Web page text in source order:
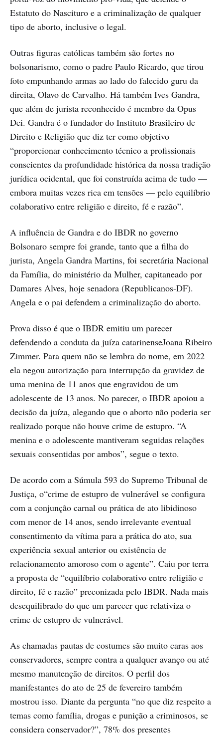
Estatuto do Nascituro e a criminalização de qualquer
tipo de aborto, inclusive o legal.
Outras figuras católicas também são fortes no
bolsonarismo, como o padre Paulo Ricardo, que tirou
foto empunhando armas ao lado do falecido guru da
direita, Olavo de Carvalho. Há também Ives Gandra,
que além de jurista reconhecido é membro da Opus
Dei. Gandra é o fundador do Instituto Brasileiro de
Direito e Religião que diz ter como objetivo
“proporcionar conhecimento técnico a profissionais
conscientes da profundidade histórica da nossa tradição
jurídica ocidental, que foi construída acima de tudo —
embora muitas vezes rica em tensões — pelo equilíbrio
colaborativo entre religião e direito, fé e razão”.
A influência de Gandra e do IBDR no governo
Bolsonaro sempre foi grande, tanto que a filha do
jurista, Angela Gandra Martins, foi secretária Nacional
da Família, do ministério da Mulher, capitaneado por
Damares Alves, hoje senadora (Republicanos-DF).
Angela e o pai defendem a criminalização do aborto.
Prova disso é que o IBDR emitiu um parecer
defendendo a conduta da juíza catarinenseJoana Ribeiro
Zimmer. Para quem não se lembra do nome, em 2022
ela negou autorização para interrupção da gravidez de
uma menina de 11 anos que engravidou de um
adolescente de 13 anos. No parecer, o IBDR apoiou a
decisão da juíza, alegando que o aborto não poderia ser
realizado porque não houve crime de estupro. “A
menina e o adolescente mantiveram seguidas relações
sexuais consentidas por ambos”, segue o texto.
De acordo com a Súmula 593 do Supremo Tribunal de
Justiça, o“crime de estupro de vulnerável se configura
com a conjunção carnal ou prática de ato libidinoso
com menor de 14 anos, sendo irrelevante eventual
consentimento da vítima para a prática do ato, sua
experiência sexual anterior ou existência de
relacionamento amoroso com o agente”. Caiu por terra
a proposta de “equilíbrio colaborativo entre religião e
direito, fé e razão” preconizada pelo IBDR. Nada mais
desequilibrado do que um parecer que relativiza o
crime de estupro de vulnerável.
As chamadas pautas de costumes são muito caras aos
conservadores, sempre contra a qualquer avanço ou até
mesmo manutenção de direitos. O perfil dos
manifestantes do ato de 25 de fevereiro também
mostrou isso. Diante da pergunta “no que diz respeito a
temas como família, drogas e punição a criminosos, se
considera conservador?”, 78% dos presentes